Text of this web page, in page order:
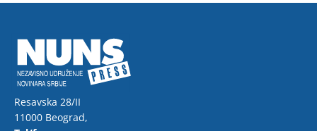
Resavska 28/II
11000 Beograd,